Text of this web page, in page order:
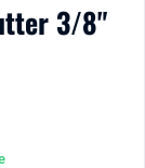
3/8"